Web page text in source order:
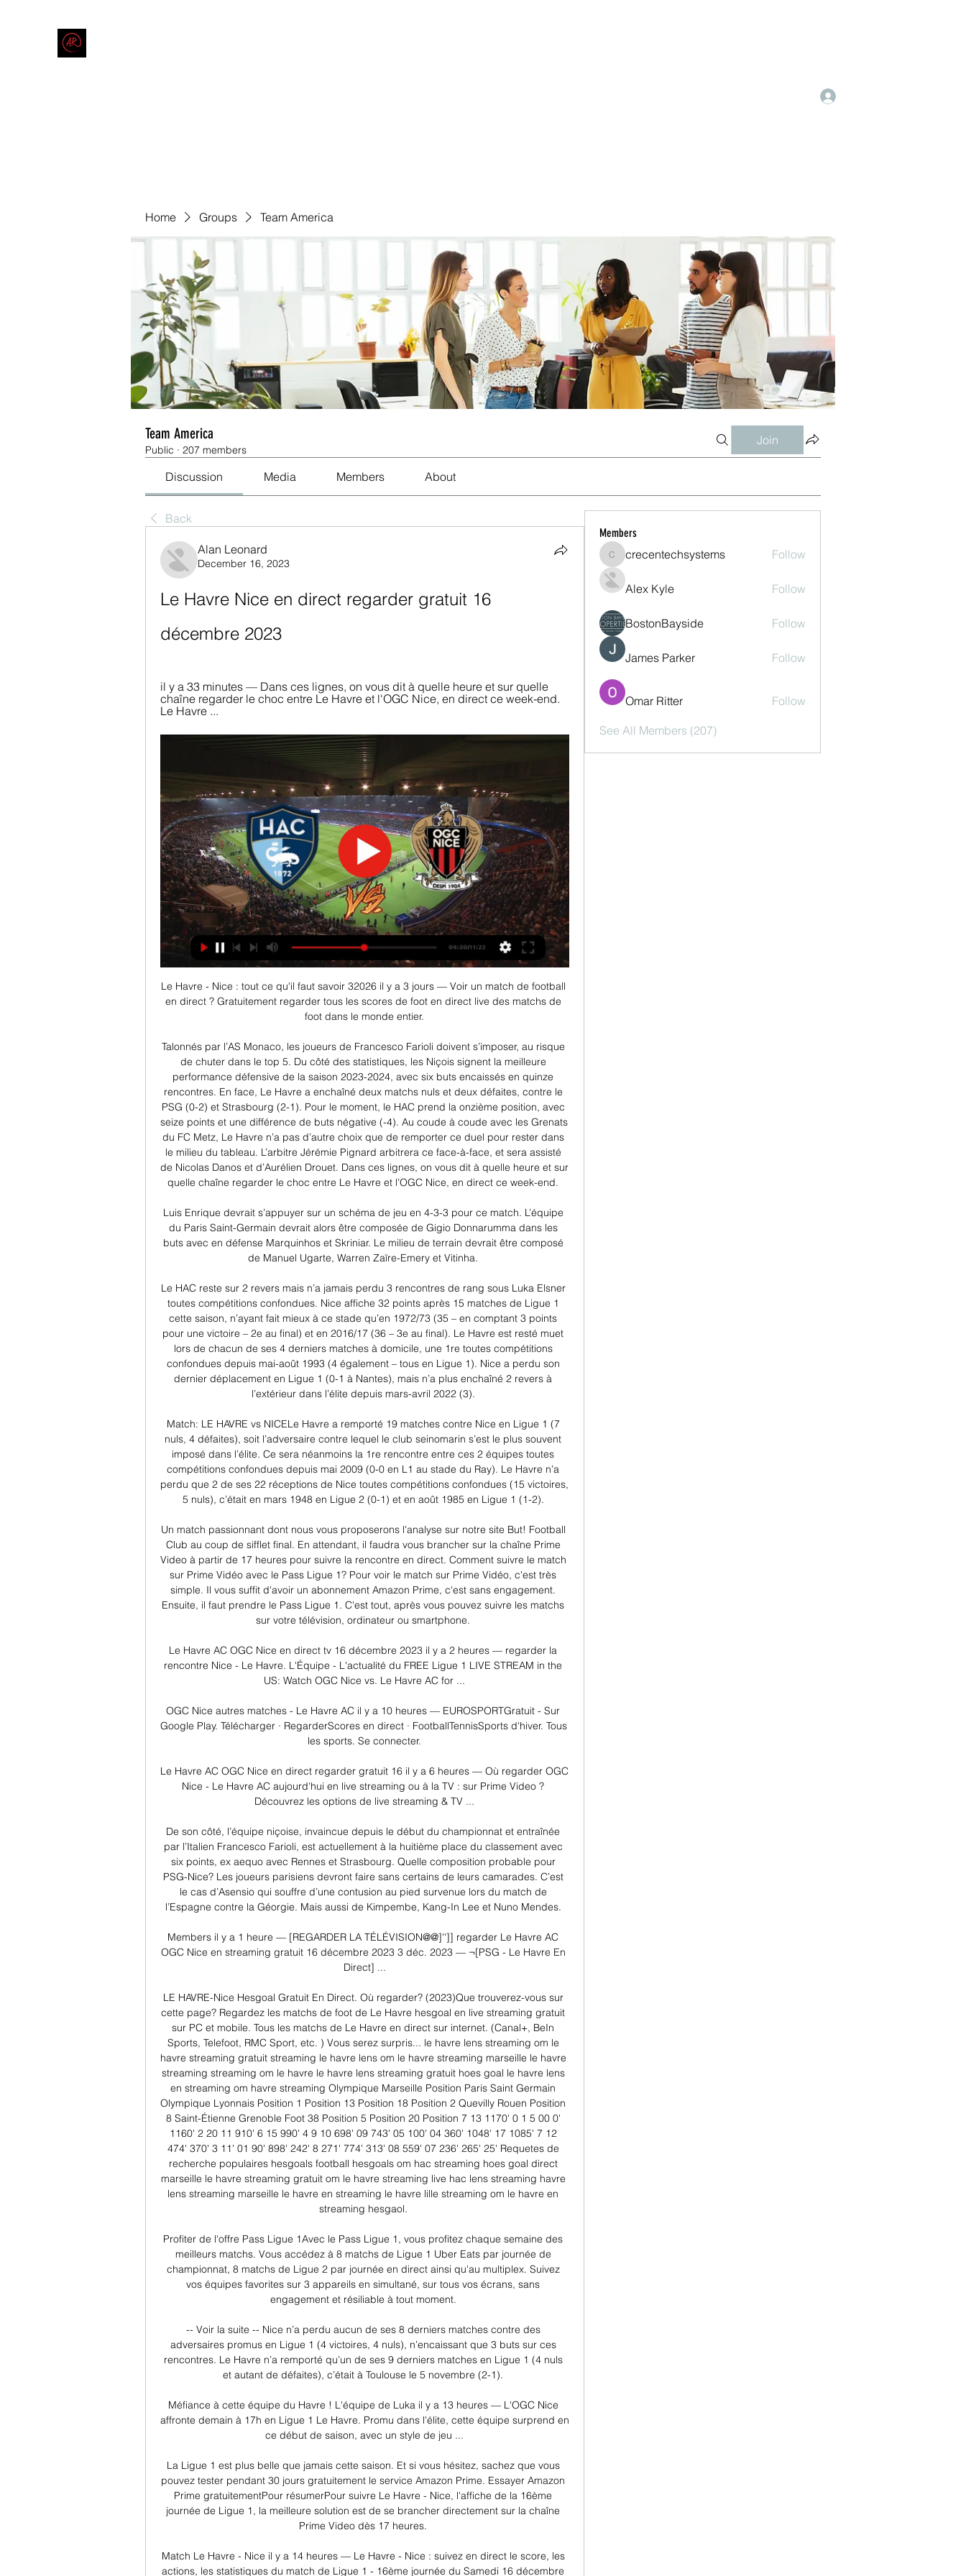
Home Groups Team America
Team America
Public · 207 members
Join
Discussion Media Members About
Back
Alan Leonard
December 16, 2023
Le Havre Nice en direct regarder gratuit 16
décembre 2023
il y a 33 minutes — Dans ces lignes, on vous dit à quelle heure et sur quelle
chaîne regarder le choc entre Le Havre et l'OGC Nice, en direct ce week-end.
Le Havre ...
Le Havre - Nice : tout ce qu'il faut savoir 32026 il y a 3 jours — Voir un match de football
en direct ? Gratuitement regarder tous les scores de foot en direct live des matchs de
foot dans le monde entier.
Talonnés par l’AS Monaco, les joueurs de Francesco Farioli doivent s’imposer, au risque
de chuter dans le top 5. Du côté des statistiques, les Niçois signent la meilleure
performance défensive de la saison 2023-2024, avec six buts encaissés en quinze
rencontres. En face, Le Havre a enchaîné deux matchs nuls et deux défaites, contre le
PSG (0-2) et Strasbourg (2-1). Pour le moment, le HAC prend la onzième position, avec
seize points et une différence de buts négative (-4). Au coude à coude avec les Grenats
du FC Metz, Le Havre n’a pas d’autre choix que de remporter ce duel pour rester dans
le milieu du tableau. L’arbitre Jérémie Pignard arbitrera ce face-à-face, et sera assisté
de Nicolas Danos et d’Aurélien Drouet. Dans ces lignes, on vous dit à quelle heure et sur
quelle chaîne regarder le choc entre Le Havre et l’OGC Nice, en direct ce week-end.
Luis Enrique devrait s’appuyer sur un schéma de jeu en 4-3-3 pour ce match. L’équipe
du Paris Saint-Germain devrait alors être composée de Gigio Donnarumma dans les
buts avec en défense Marquinhos et Skriniar. Le milieu de terrain devrait être composé
de Manuel Ugarte, Warren Zaïre-Emery et Vitinha.
Le HAC reste sur 2 revers mais n’a jamais perdu 3 rencontres de rang sous Luka Elsner
toutes compétitions confondues. Nice affiche 32 points après 15 matches de Ligue 1
cette saison, n’ayant fait mieux à ce stade qu’en 1972/73 (35 – en comptant 3 points
pour une victoire – 2e au final) et en 2016/17 (36 – 3e au final). Le Havre est resté muet
lors de chacun de ses 4 derniers matches à domicile, une 1re toutes compétitions
confondues depuis mai-août 1993 (4 également – tous en Ligue 1). Nice a perdu son
dernier déplacement en Ligue 1 (0-1 à Nantes), mais n’a plus enchaîné 2 revers à
l’extérieur dans l’élite depuis mars-avril 2022 (3).
Match: LE HAVRE vs NICELe Havre a remporté 19 matches contre Nice en Ligue 1 (7
nuls, 4 défaites), soit l’adversaire contre lequel le club seinomarin s’est le plus souvent
imposé dans l’élite. Ce sera néanmoins la 1re rencontre entre ces 2 équipes toutes
compétitions confondues depuis mai 2009 (0-0 en L1 au stade du Ray). Le Havre n’a
perdu que 2 de ses 22 réceptions de Nice toutes compétitions confondues (15 victoires,
5 nuls), c’était en mars 1948 en Ligue 2 (0-1) et en août 1985 en Ligue 1 (1-2).
Un match passionnant dont nous vous proposerons l'analyse sur notre site But! Football
Club au coup de sifflet final. En attendant, il faudra vous brancher sur la chaîne Prime
Video à partir de 17 heures pour suivre la rencontre en direct. Comment suivre le match
sur Prime Vidéo avec le Pass Ligue 1? Pour voir le match sur Prime Vidéo, c'est très
simple. Il vous suffit d'avoir un abonnement Amazon Prime, c'est sans engagement.
Ensuite, il faut prendre le Pass Ligue 1. C'est tout, après vous pouvez suivre les matchs
sur votre télévision, ordinateur ou smartphone.
Le Havre AC OGC Nice en direct tv 16 décembre 2023 il y a 2 heures — regarder la
rencontre Nice - Le Havre. L'Équipe - L'actualité du FREE Ligue 1 LIVE STREAM in the
US: Watch OGC Nice vs. Le Havre AC for ...
OGC Nice autres matches - Le Havre AC il y a 10 heures — EUROSPORTGratuit - Sur
Google Play. Télécharger · RegarderScores en direct · FootballTennisSports d'hiver. Tous
les sports. Se connecter.
Le Havre AC OGC Nice en direct regarder gratuit 16 il y a 6 heures — Où regarder OGC
Nice - Le Havre AC aujourd'hui en live streaming ou à la TV : sur Prime Video ?
Découvrez les options de live streaming & TV ...
De son côté, l’équipe niçoise, invaincue depuis le début du championnat et entraînée
par l’Italien Francesco Farioli, est actuellement à la huitième place du classement avec
six points, ex aequo avec Rennes et Strasbourg. Quelle composition probable pour
PSG-Nice? Les joueurs parisiens devront faire sans certains de leurs camarades. C’est
le cas d’Asensio qui souffre d’une contusion au pied survenue lors du match de
l’Espagne contre la Géorgie. Mais aussi de Kimpembe, Kang-In Lee et Nuno Mendes.
Members il y a 1 heure — [REGARDER LA TÉLÉVISION@@]'']] regarder Le Havre AC
OGC Nice en streaming gratuit 16 décembre 2023 3 déc. 2023 — ¬[PSG - Le Havre En
Direct] ...
LE HAVRE-Nice Hesgoal Gratuit En Direct. Où regarder? (2023)Que trouverez-vous sur
cette page? Regardez les matchs de foot de Le Havre hesgoal en live streaming gratuit
sur PC et mobile. Tous les matchs de Le Havre en direct sur internet. (Canal+, BeIn
Sports, Telefoot, RMC Sport, etc. ) Vous serez surpris... le havre lens streaming om le
havre streaming gratuit streaming le havre lens om le havre streaming marseille le havre
streaming streaming om le havre le havre lens streaming gratuit hoes goal le havre lens
en streaming om havre streaming Olympique Marseille Position Paris Saint Germain
Olympique Lyonnais Position 1 Position 13 Position 18 Position 2 Quevilly Rouen Position
8 Saint-Étienne Grenoble Foot 38 Position 5 Position 20 Position 7 13 1170' 0 1 5 00 0'
1160' 2 20 11 910' 6 15 990' 4 9 10 698' 09 743' 05 100' 04 360' 1048' 17 1085' 7 12
474' 370' 3 11' 01 90' 898' 242' 8 271' 774' 313' 08 559' 07 236' 265' 25' Requetes de
recherche populaires hesgoals football hesgoals om hac streaming hoes goal direct
marseille le havre streaming gratuit om le havre streaming live hac lens streaming havre
lens streaming marseille le havre en streaming le havre lille streaming om le havre en
streaming hesgaol.
Profiter de l'offre Pass Ligue 1Avec le Pass Ligue 1, vous profitez chaque semaine des
meilleurs matchs. Vous accédez à 8 matchs de Ligue 1 Uber Eats par journée de
championnat, 8 matchs de Ligue 2 par journée en direct ainsi qu'au multiplex. Suivez
vos équipes favorites sur 3 appareils en simultané, sur tous vos écrans, sans
engagement et résiliable à tout moment.
-- Voir la suite -- Nice n’a perdu aucun de ses 8 derniers matches contre des
adversaires promus en Ligue 1 (4 victoires, 4 nuls), n’encaissant que 3 buts sur ces
rencontres. Le Havre n’a remporté qu’un de ses 9 derniers matches en Ligue 1 (4 nuls
et autant de défaites), c’était à Toulouse le 5 novembre (2-1).
Méfiance à cette équipe du Havre ! L'équipe de Luka il y a 13 heures — L'OGC Nice
affronte demain à 17h en Ligue 1 Le Havre. Promu dans l'élite, cette équipe surprend en
ce début de saison, avec un style de jeu ...
La Ligue 1 est plus belle que jamais cette saison. Et si vous hésitez, sachez que vous
pouvez tester pendant 30 jours gratuitement le service Amazon Prime. Essayer Amazon
Prime gratuitementPour résumerPour suivre Le Havre - Nice, l'affiche de la 16ème
journée de Ligue 1, la meilleure solution est de se brancher directement sur la chaîne
Prime Video dès 17 heures.
Match Le Havre - Nice il y a 14 heures — Le Havre - Nice : suivez en direct le score, les
actions, les statistiques du match de Ligue 1 - 16ème journée du Samedi 16 décembre
Members
crecentechsystems
crecentechsystems Follow
Alex Kyle Follow
BostonBayside Follow
James Parker Follow
Omar Ritter Follow
See All Members (207)